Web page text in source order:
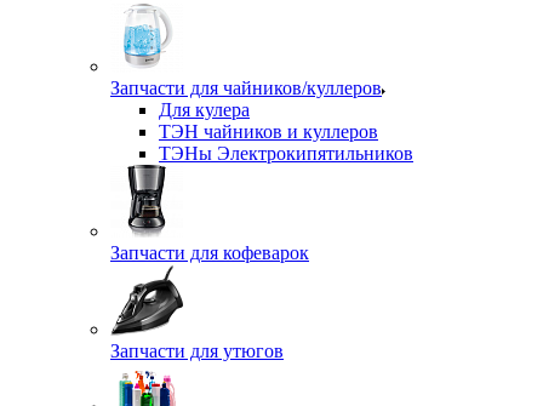
Запчасти для чайников/куллеров
Для кулера
ТЭН чайников и куллеров
ТЭНы Электрокипятильников
Запчасти для кофеварок
Запчасти для утюгов